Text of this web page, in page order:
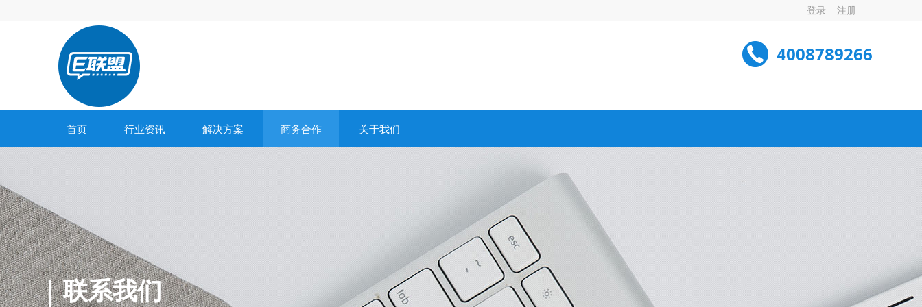
登录 注册
4008789266
首页 行业资讯 解决方案 商务合作 关于我们
联系我们